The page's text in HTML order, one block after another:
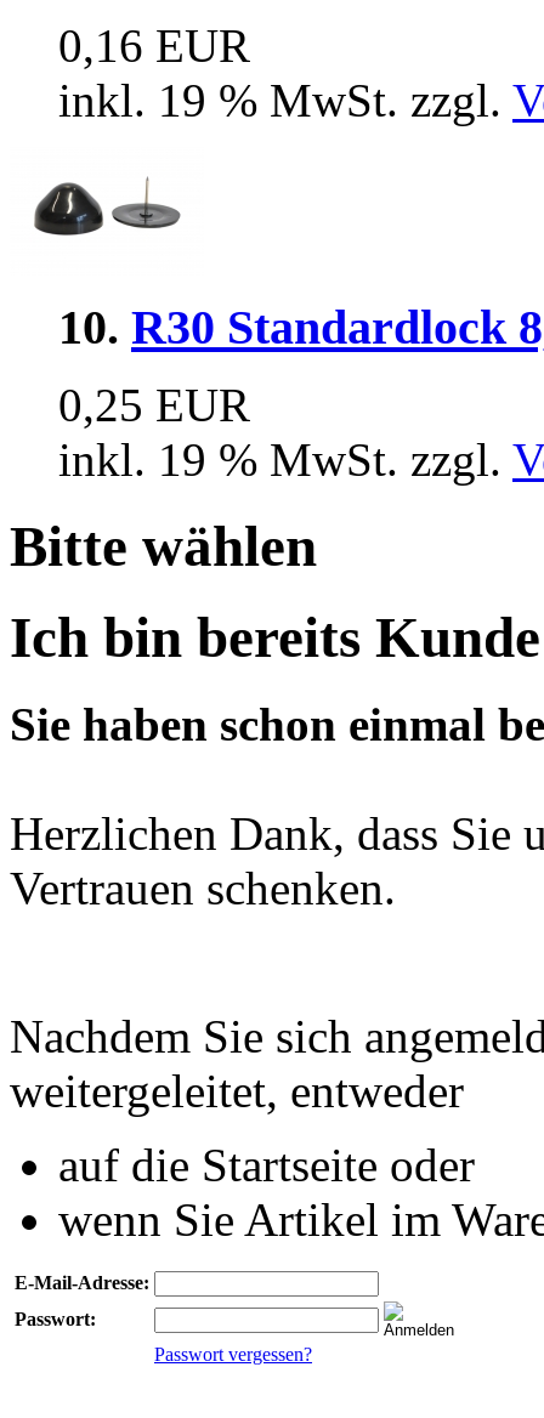
0,16 EUR
inkl. 19 % MwSt. zzgl.
10. R30 Standardlock
0,25 EUR
inkl. 19 % MwSt. zzgl.
Bitte wählen
Ich bin bereits Kunde
Sie haben schon einmal
Herzlichen Dank, dass Sie
Vertrauen schenken.
Nachdem Sie sich
weitergeleitet, entweder
auf die Startseite oder
wenn Sie Artikel im
E-Mail-Adresse:
Passwort:
Passwort vergessen?